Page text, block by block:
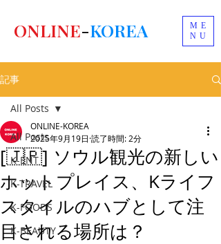
ME
NU
ONLINE-KOREA
記事
All Posts
K-ENT
K-TRAVEL
K-FOODS
K-BEAUTY
All Posts
[🇯🇵] ソウル観光の新しい
ホットプレイス、Kライフ
スタイルのハブとして注
目される場所は？
ONLINE-KOREA
2025年9月19日 読了時間: 2分